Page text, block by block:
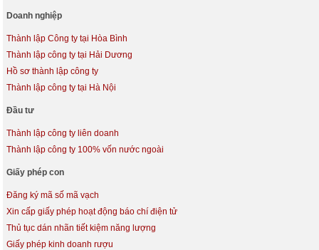
Doanh nghiệp
Thành lập Công ty tại Hòa Bình
Thành lập công ty tại Hải Dương
Hồ sơ thành lập công ty
Thành lập công ty tại Hà Nội
Đầu tư
Thành lập công ty liên doanh
Thành lập công ty 100% vốn nước ngoài
Giấy phép con
Đăng ký mã số mã vạch
Xin cấp giấy phép hoạt động báo chí điện tử
Thủ tục dán nhãn tiết kiệm năng lượng
Giấy phép kinh doanh rượu